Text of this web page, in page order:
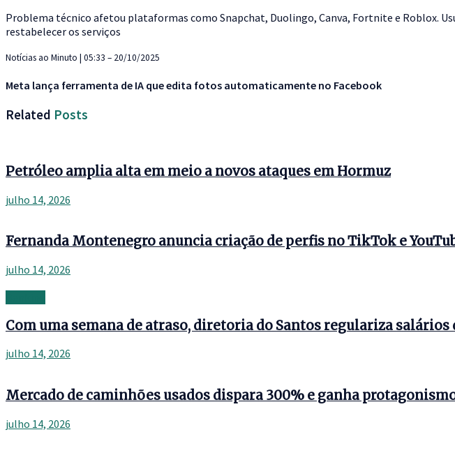
Problema técnico afetou plataformas como Snapchat, Duolingo, Canva, Fortnite e Roblox.
restabelecer os serviços
Notícias ao Minuto | 05:33 – 20/10/2025
Meta lança ferramenta de IA que edita fotos automaticamente no Facebook
Related Posts
Petróleo amplia alta em meio a novos ataques em Hormuz
julho 14, 2026
Fernanda Montenegro anuncia criação de perfis no TikTok e
julho 14, 2026
Com uma semana de atraso, diretoria do Santos regulariza salários
julho 14, 2026
Mercado de caminhões usados dispara 300% e ganha
julho 14, 2026